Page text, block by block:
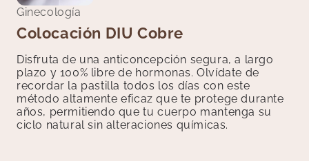
Endocrinología
Enfermería
Ginecología
Medicina Estética
Fisioterapia
Hematología
Test Ràpidos
Ginecología
Colocación DIU Cobre
Disfruta de una anticoncepción segura, a largo
plazo y 100% libre de hormonas. Olvídate de
recordar la pastilla todos los días con este
método altamente eficaz que te protege durante
años, permitiendo que tu cuerpo mantenga su
ciclo natural sin alteraciones químicas.